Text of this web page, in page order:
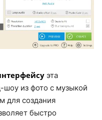
эта
шоу из фото с музыкой
для создания
быстро